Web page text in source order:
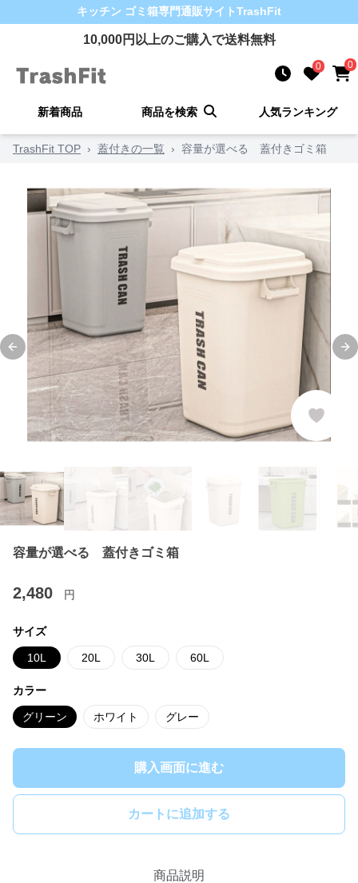
キッチン ゴミ箱専門通販サイトTrashFit
10,000円以上のご購入で送料無料
0 0
新着商品 商品を検索 人気ランキング
TrashFit TOP › 蓋付きの一覧 › 容量が選べる 蓋付きゴミ箱
Previous slide
容量が選べる 蓋付きゴミ箱
2,480 円
サイズ
10L 20L 30L 60L
カラー
グリーン ホワイト グレー
購入画面に進む
カートに追加する
商品説明